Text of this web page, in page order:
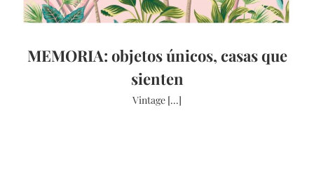
MEMORIA: objetos únicos, casas que
sienten
Vintage [...]